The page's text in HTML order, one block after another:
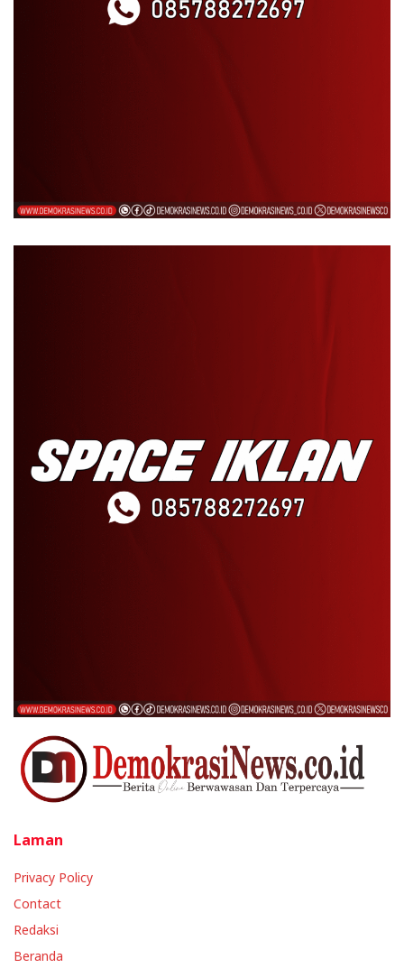
Laman
Privacy Policy
Contact
Redaksi
Beranda